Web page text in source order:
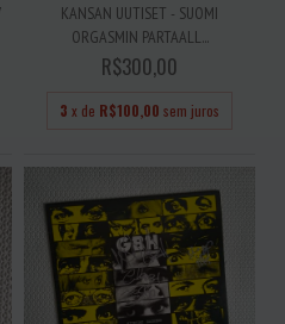
KANSAN UUTISET - SUOMI
ORGASMIN PARTAALL...
R$300,00
3 x de R$100,00 sem juros